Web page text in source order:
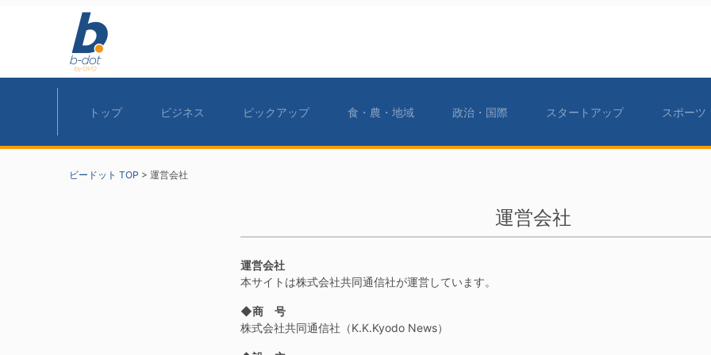
トップ ビジネス ピックアップ 食・農・地域 政治・国際 スタートアップ スポーツ
ビードット TOP > 運営会社
運営会社
運営会社
本サイトは株式会社共同通信社が運営しています。
◆商 号
株式会社共同通信社（K.K.Kyodo News）